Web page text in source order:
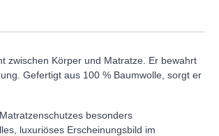
zwischen Körper und Matratze. Er bewahrt
Gefertigt aus 100 % Baumwolle, sorgt er
besonders
luxuriöses Erscheinungsbild im